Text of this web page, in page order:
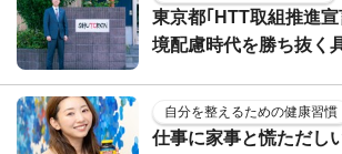
東京都｢HTT取組推進
境配慮時代を勝ち抜く
自分を整えるための健康習慣
仕事に家事と慌ただし